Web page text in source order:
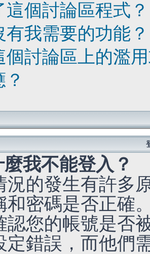
這個討論區程式？
有我需要的功能？
個討論區上的濫
我不能登入？
況的發生有許多
和密碼是否正確
認您的帳號是否
定錯誤，而他們